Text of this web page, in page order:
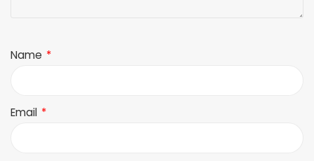
Name *
Email *